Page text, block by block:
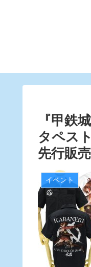
『甲鉄
タペス
先行販
イベント